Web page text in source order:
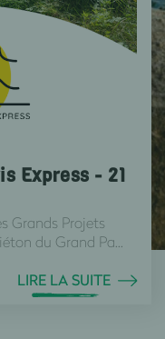
Express - 21
Grands Projets
du Grand Pa...
LIRE LA SUITE